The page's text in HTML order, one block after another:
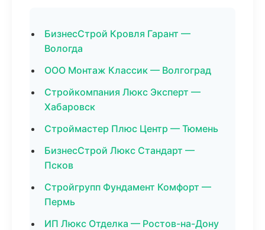
БизнесСтрой Кровля Гарант —
Вологда
ООО Монтаж Классик — Волгоград
Стройкомпания Люкс Эксперт —
Хабаровск
Строймастер Плюс Центр — Тюмень
БизнесСтрой Люкс Стандарт —
Псков
Стройгрупп Фундамент Комфорт —
Пермь
ИП Люкс Отделка — Ростов-на-Дону